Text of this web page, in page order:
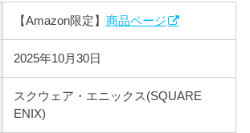
【Amazon限定】 商品ページ
2025年10月30日
スクウェア・エニックス(SQUARE
ENIX)